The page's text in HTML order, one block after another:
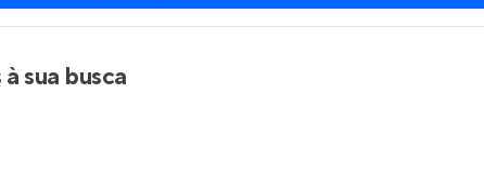
sua busca